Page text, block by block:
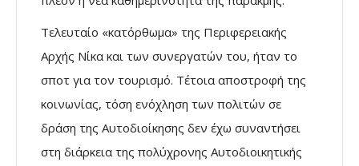
Τελευταίο «κατόρθωμα» της Περιφερειακής
Αρχής Νίκα και των συνεργατών του, ήταν το
σποτ για τον τουρισμό. Τέτοια αποστροφή της
κοινωνίας, τόση ενόχληση των πολιτών σε
δράση της Αυτοδιοίκησης δεν έχω συναντήσει
στη διάρκεια της πολύχρονης Αυτοδιοικητικής